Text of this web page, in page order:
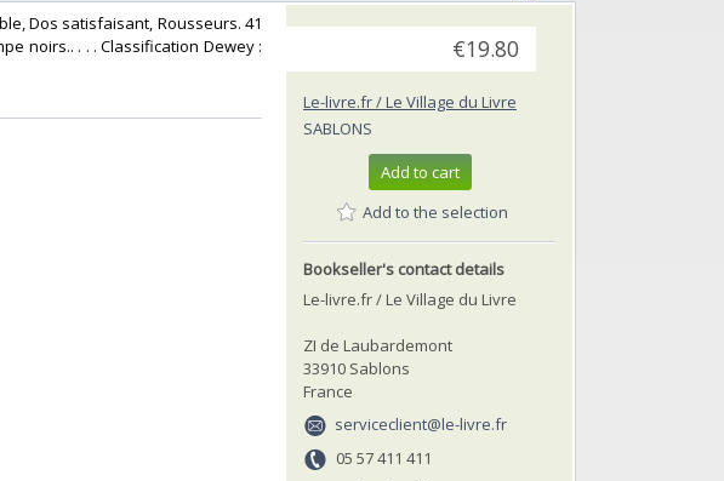
Dos satisfaisant, Rousseurs. 41
noirs.. . . . Classification Dewey :
€19.80
Le-livre.fr / Le Village du Livre
SABLONS
Add to cart
Add to the selection
Bookseller's contact details
Le-livre.fr / Le Village du Livre
ZI de Laubardemont
33910 Sablons
France
serviceclient@le-livre.fr
05 57 411 411